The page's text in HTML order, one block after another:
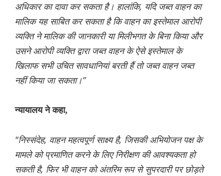
अधिकार का दावा कर सकता है। हालांकि, यदि जब्त वाहन का
मालिक यह साबित कर सकता है कि वाहन का इस्तेमाल आरोपी
व्यक्ति ने मालिक की जानकारी या मिलीभगत के बिना किया और
उसने आरोपी व्यक्ति द्वारा जब्त वाहन के ऐसे इस्तेमाल के
खिलाफ सभी उचित सावधानियां बरती हैं तो जब्त वाहन जब्त
नहीं किया जा सकता।”
न्यायालय ने कहा,
"निस्संदेह, वाहन महत्वपूर्ण साक्ष्य है, जिसकी अभियोजन पक्ष के
मामले को प्रमाणित करने के लिए निरीक्षण की आवश्यकता हो
सकती है, फिर भी वाहन को अंतरिम रूप से सुपरदारी पर छोड़ते